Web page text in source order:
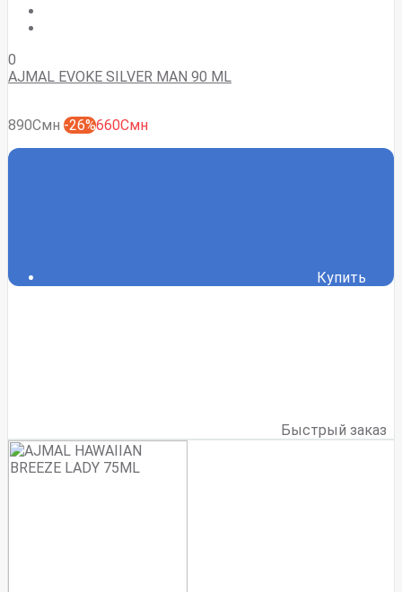
0
AJMAL EVOKE SILVER MAN 90 ML
890Смн -26%660Смн
Купить
Быстрый заказ